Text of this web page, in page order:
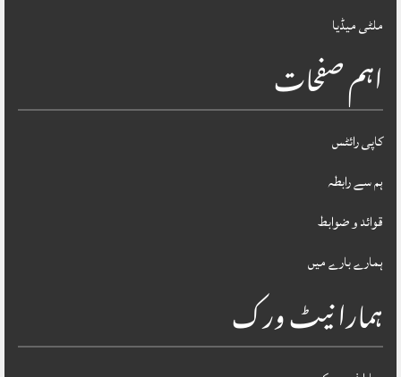
ملٹی میڈیا
اہم صفحات
کاپی رائٹس
ہم سے رابطہ
قوائد و ضوابط
ہمارے بارے میں
ہمارا نیٹ ورک